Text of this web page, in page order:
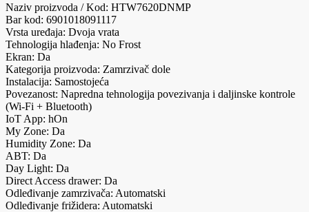
Naziv proizvoda / Kod: HTW7620DNMP
Bar kod: 6901018091117
Vrsta uređaja: Dvoja vrata
Tehnologija hlađenja: No Frost
Ekran: Da
Kategorija proizvoda: Zamrzivač dole
Instalacija: Samostojeća
Povezanost: Napredna tehnologija povezivanja i daljinske kontrole
(Wi-Fi + Bluetooth)
IoT App: hOn
My Zone: Da
Humidity Zone: Da
ABT: Da
Day Light: Da
Direct Access drawer: Da
Odleđivanje zamrzivača: Automatski
Odleđivanje frižidera: Automatski